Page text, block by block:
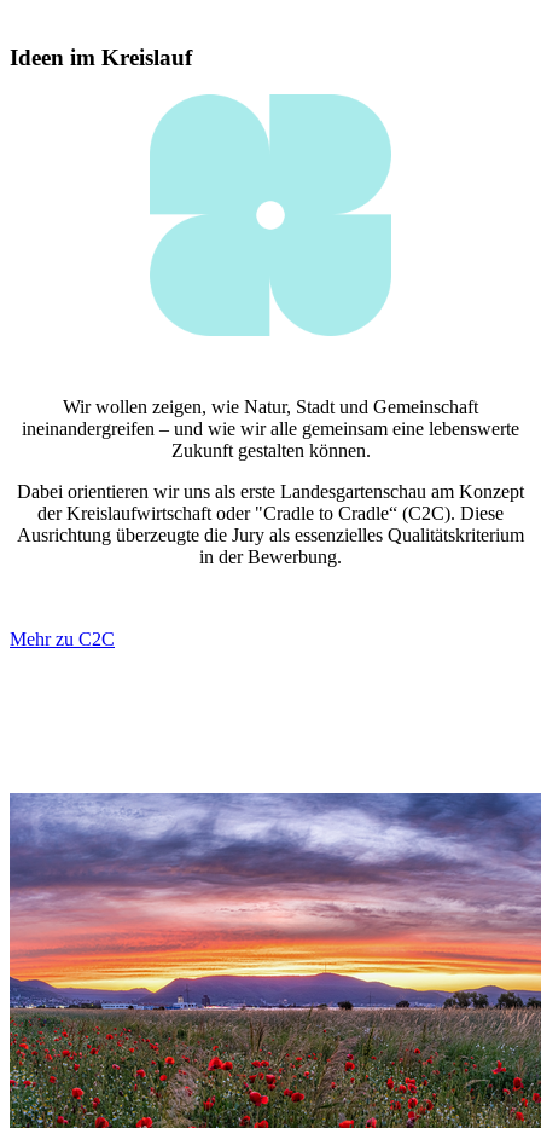
Ideen im Kreislauf
Wir wollen zeigen, wie Natur, Stadt und Gemeinschaft
ineinandergreifen – und wie wir alle gemeinsam eine lebenswerte
Zukunft gestalten können.
Dabei orientieren wir uns als erste Landesgartenschau am Konzept
der Kreislaufwirtschaft oder "Cradle to Cradle“ (C2C). Diese
Ausrichtung überzeugte die Jury als essenzielles Qualitätskriterium
in der Bewerbung.
Mehr zu C2C